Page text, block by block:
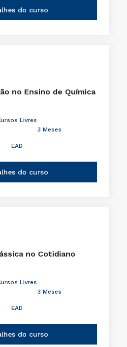
do curso
no Ensino de Química
Livres
3 Meses
EAD
do curso
no Cotidiano
Livres
3 Meses
EAD
do curso